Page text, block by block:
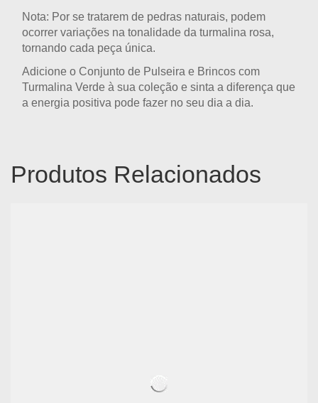
Nota: Por se tratarem de pedras naturais, podem
ocorrer variações na tonalidade da turmalina rosa,
tornando cada peça única.
Adicione o Conjunto de Pulseira e Brincos com
Turmalina Verde à sua coleção e sinta a diferença que
a energia positiva pode fazer no seu dia a dia.
Produtos Relacionados